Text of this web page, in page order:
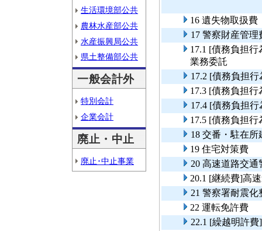
生活環境部公共
農林水産部公共
水産振興局公共
県土整備部公共
一般会計外
特別会計
企業会計
廃止・中止
廃止･中止事業
16 遺失物取扱費
17 警察財産管理
17.1 [債務負担
業務委託
17.2 [債務負担
17.3 [債務負担
17.4 [債務負担
17.5 [債務負担
18 交番・駐在所
19 住宅対策費
20 高速道路交
20.1 [継続費]高
21 警察署耐震化
22 運転免許費
22.1 [繰越明許